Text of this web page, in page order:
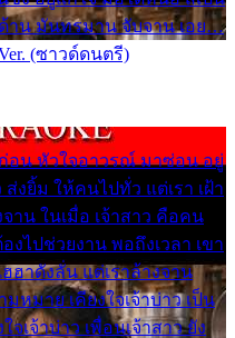
ด้าน มันทรมาน จับจาน เอย…
(ซาวด์ดนตรี)
ก่อน หัวใจอาวรณ์ มาซ่อน อยู่
งยิ้ม ให้คนไปทั่ว แต่เรา เฝ้า
าน ในเมื่อ เจ้าสาว คือคน
งไปช่วยงาน พอถึงเวลา เขา
ฮาดังลั่น แต่เราล้างจาน
หมาย เคียงใจเจ้าบ่าว เป็น
เจ้าบ่าว เพื่อนเจ้าสาว ยัง